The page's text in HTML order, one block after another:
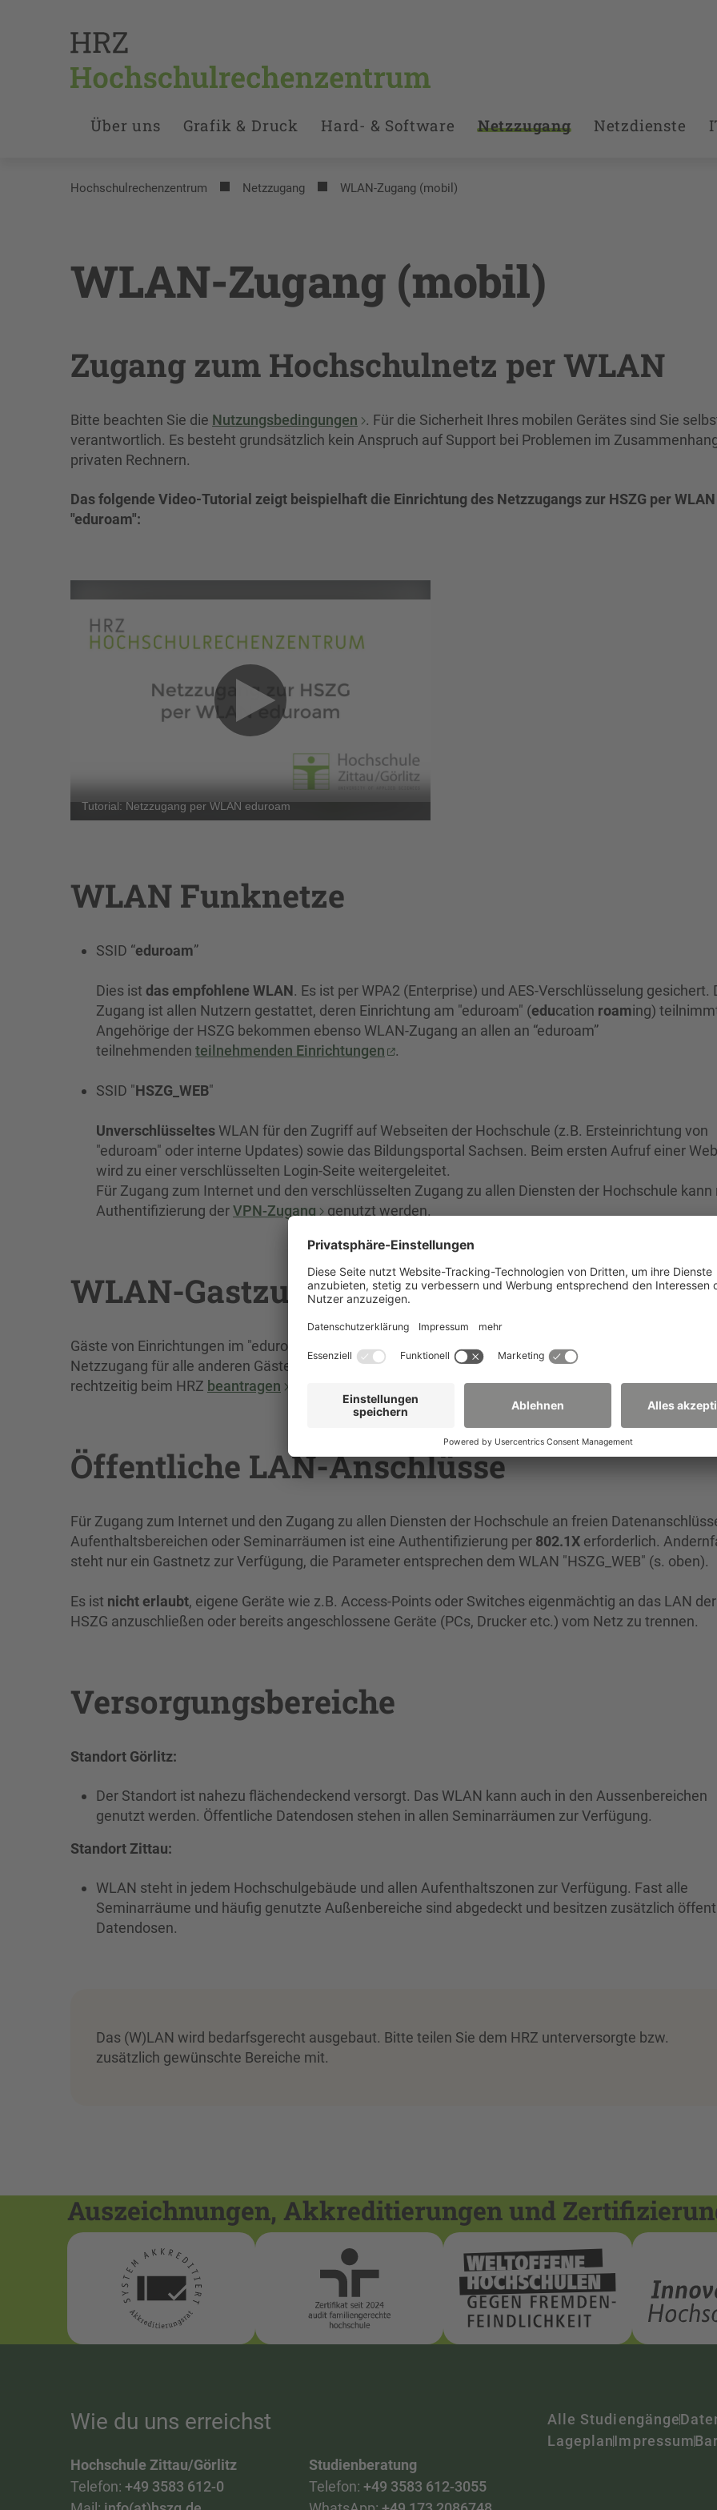
Über uns Grafik & Druck Hard- & Software Netzzugang Netzdienste
Hochschulrechenzentrum Netzzugang WLAN-Zugang (mobil)
WLAN-Zugang (mobil)
Zugang zum Hochschulnetz per WLAN
Bitte beachten Sie die Nutzungsbedingungen . Für die Sicherheit Ihres mobilen Gerätes sind Sie
verantwortlich. Es besteht grundsätzlich kein Anspruch auf Support bei Problemen im
privaten Rechnern.
Das folgende Video-Tutorial zeigt beispielhaft die Einrichtung des Netzzugangs zur HSZG per WLAN
"eduroam":
WLAN Funknetze
SSID “eduroam”
Dies ist das empfohlene WLAN. Es ist per WPA2 (Enterprise) und AES-Verschlüsselung gesichert.
Zugang ist allen Nutzern gestattet, deren Einrichtung am "eduroam" (education roaming)
Angehörige der HSZG bekommen ebenso WLAN-Zugang an allen an “eduroam”
teilnehmenden teilnehmenden Einrichtungen .
SSID "HSZG_WEB"
Unverschlüsseltes WLAN für den Zugriff auf Webseiten der Hochschule (z.B. Ersteinrichtung von
"eduroam" oder interne Updates) sowie das Bildungsportal Sachsen. Beim ersten Aufruf einer
wird zu einer verschlüsselten Login-Seite weitergeleitet.
Für Zugang zum Internet und den verschlüsselten Zugang zu allen Diensten der Hochschule kann
Authentifizierung derVPN-Zugang genutzt werden.
WLAN-Gastzugang
Gäste von Einrichtungen im "eduroam"-Verbund bekommen Zugang an unserer Hochschule. Den
Netzzugang für alle anderen Gäste (Gast-Login) bzw. bei Veranstaltungen (spezielles WLAN) bitte
rechtzeitig beim HRZ beantragen
Öffentliche LAN-Anschlüsse
Für Zugang zum Internet und den Zugang zu allen Diensten der Hochschule an freien
Aufenthaltsbereichen oder Seminarräumen ist eine Authentifizierung per 802.1X erforderlich.
steht nur ein Gastnetz zur Verfügung, die Parameter entsprechen dem WLAN "HSZG_WEB" (s. oben).
Es ist nicht erlaubt, eigene Geräte wie z.B. Access-Points oder Switches eigenmächtig an das LAN der
HSZG anzuschließen oder bereits angeschlossene Geräte (PCs, Drucker etc.) vom Netz zu trennen.
Versorgungsbereiche
Standort Görlitz:
Der Standort ist nahezu flächendeckend versorgt. Das WLAN kann auch in den Aussenbereichen
genutzt werden. Öffentliche Datendosen stehen in allen Seminarräumen zur Verfügung.
Standort Zittau:
WLAN steht in jedem Hochschulgebäude und allen Aufenthaltszonen zur Verfügung. Fast alle
Seminarräume und häufig genutzte Außenbereiche sind abgedeckt und besitzen zusätzlich
Datendosen.
Das (W)LAN wird bedarfsgerecht ausgebaut. Bitte teilen Sie dem HRZ unterversorgte bzw.
zusätzlich gewünschte Bereiche mit.
Auszeichnungen, Akkreditierungen und
Wie du uns erreichst
Hochschule Zittau/Görlitz
Telefon: +49 3583 612-0
Studienberatung
Telefon: +49 3583 612-3055
Alle Studiengänge
LageplanImpressum